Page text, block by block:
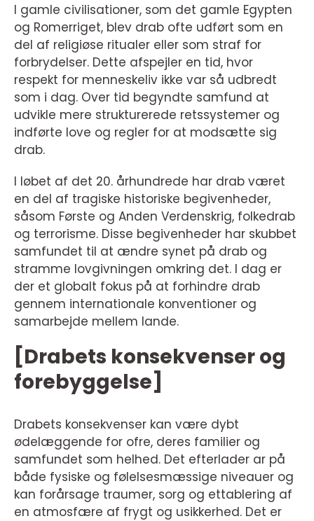
I gamle civilisationer, som det gamle Egypten
og Romerriget, blev drab ofte udført som en
del af religiøse ritualer eller som straf for
forbrydelser. Dette afspejler en tid, hvor
respekt for menneskeliv ikke var så udbredt
som i dag. Over tid begyndte samfund at
udvikle mere strukturerede retssystemer og
indførte love og regler for at modsætte sig
drab.
I løbet af det 20. århundrede har drab været
en del af tragiske historiske begivenheder,
såsom Første og Anden Verdenskrig, folkedrab
og terrorisme. Disse begivenheder har skubbet
samfundet til at ændre synet på drab og
stramme lovgivningen omkring det. I dag er
der et globalt fokus på at forhindre drab
gennem internationale konventioner og
samarbejde mellem lande.
[Drabets konsekvenser og
forebyggelse]
Drabets konsekvenser kan være dybt
ødelæggende for ofre, deres familier og
samfundet som helhed. Det efterlader ar på
både fysiske og følelsesmæssige niveauer og
kan forårsage traumer, sorg og ettablering af
en atmosfære af frygt og usikkerhed. Det er